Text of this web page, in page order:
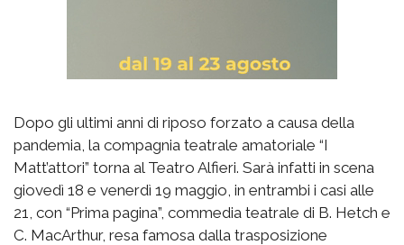
Dopo gli ultimi anni di riposo forzato a causa della
pandemia, la compagnia teatrale amatoriale “I
Matt’attori” torna al Teatro Alfieri. Sarà infatti in scena
giovedì 18 e venerdì 19 maggio, in entrambi i casi alle
21, con “Prima pagina”, commedia teatrale di B. Hetch e
C. MacArthur, resa famosa dalla trasposizione